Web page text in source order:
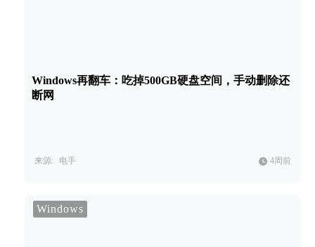
Windows再翻车：吃掉500GB硬盘空间，手动删除还
断网
来源: 电手 4周前
Windows